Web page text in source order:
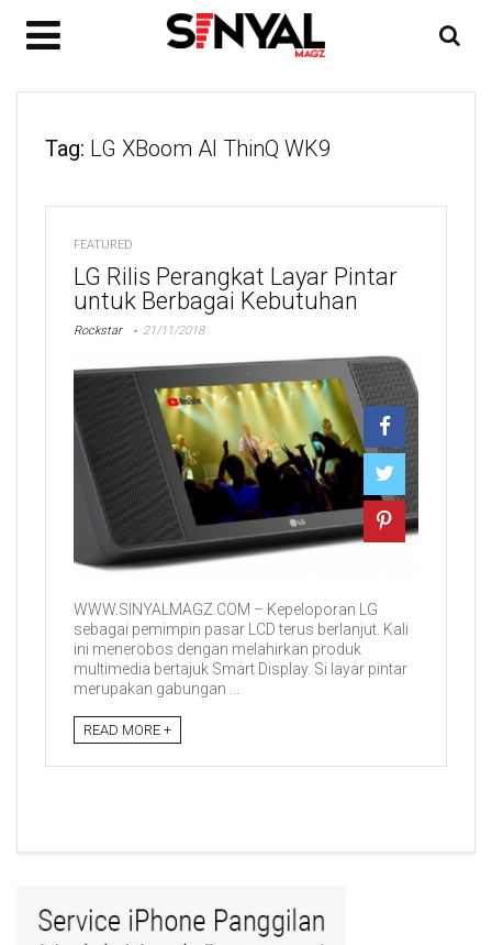
Tag: LG XBoom AI ThinQ WK9
FEATURED
LG Rilis Perangkat Layar Pintar
untuk Berbagai Kebutuhan
Rockstar 21/11/2018
WWW.SINYALMAGZ.COM – Kepeloporan LG
sebagai pemimpin pasar LCD terus berlanjut. Kali
ini menerobos dengan melahirkan produk
multimedia bertajuk Smart Display. Si layar pintar
merupakan gabungan ...
READ MORE +